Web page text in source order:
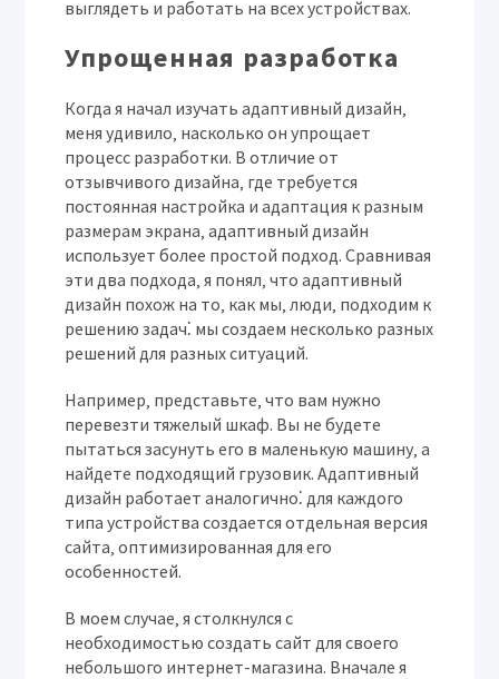
выглядеть и работать на всех устройствах.
Упрощенная разработка
Когда я начал изучать адаптивный дизайн‚
меня удивило‚ насколько он упрощает
процесс разработки. В отличие от
отзывчивого дизайна‚ где требуется
постоянная настройка и адаптация к разным
размерам экрана‚ адаптивный дизайн
использует более простой подход. Сравнивая
эти два подхода‚ я понял‚ что адаптивный
дизайн похож на то‚ как мы‚ люди‚ подходим к
решению задач⁚ мы создаем несколько разных
решений для разных ситуаций.
Например‚ представьте‚ что вам нужно
перевезти тяжелый шкаф. Вы не будете
пытаться засунуть его в маленькую машину‚ а
найдете подходящий грузовик. Адаптивный
дизайн работает аналогично⁚ для каждого
типа устройства создается отдельная версия
сайта‚ оптимизированная для его
особенностей.
В моем случае‚ я столкнулся с
необходимостью создать сайт для своего
небольшого интернет-магазина. Вначале я